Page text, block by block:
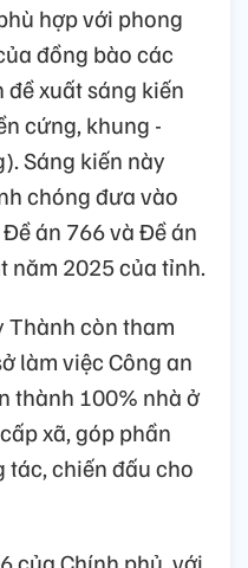
hợp với phong
đồng bào các
xuất sáng kiến
cứng, khung -
Sáng kiến này
chóng đưa vào
án 766 và Đề án
năm 2025 của tỉnh.
Thành còn tham
làm việc Công an
thành 100% nhà ở
xã, góp phần
tác, chiến đấu cho